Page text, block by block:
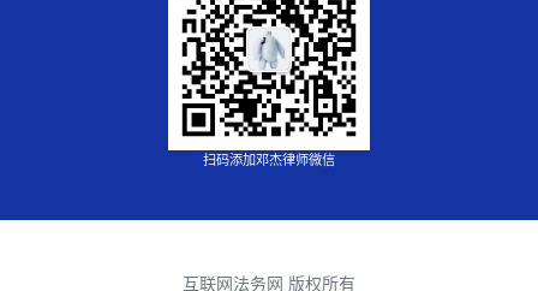
扫码添加邓杰律师微信
互联网法务网 版权所有